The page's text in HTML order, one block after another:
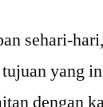
sehari-
yang
dengan